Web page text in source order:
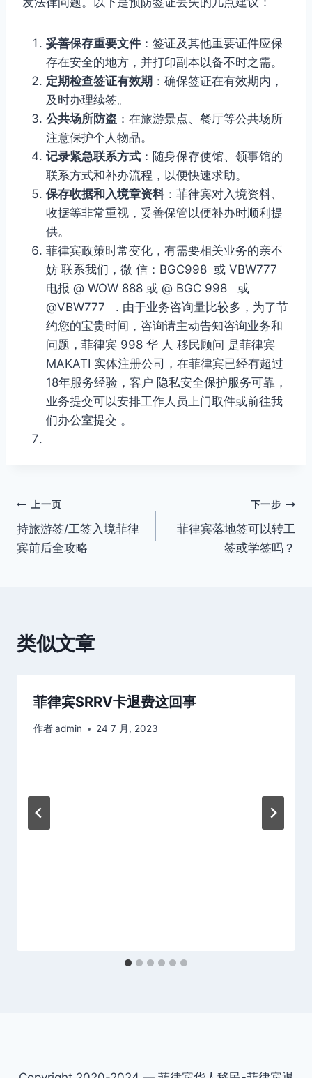
妥善保存重要文件 ：签证及其他重要证件应保
存在安全的地方，并打印副本以备不时之需。
定期检查签证有效期 ：确保签证在有效期内，
及时办理续签。
公共场所防盗 ：在旅游景点、餐厅等公共场所
注意保护个人物品。
记录紧急联系方式 ：随身保存使馆、领事馆的
联系方式和补办流程，以便快速求助。
保存收据和入境章资料：菲律宾对入境资料、
收据等非常重视，妥善保管以便补办时顺利提
供。
菲律宾政策时常变化，有需要相关业务的亲不
妨 联系我们，微 信：BGC998 或 VBW777
电报 @ WOW 888 或 @ BGC 998 或
@VBW777 . 由于业务咨询量比较多，为了节
约您的宝贵时间，咨询请主动告知咨询业务和
问题，菲律宾 998 华 人 移民顾问 是菲律宾
MAKATI 实体注册公司，在菲律宾已经有超过
18年服务经验，客户 隐私安全保护服务可靠，
业务提交可以安排工作人员上门取件或前往我
们办公室提交 。
文
章
上一页
持旅游签/工签入境菲律
宾前后全攻略
下一步
菲律宾落地签可以转工
签或学签吗？
类似文章
菲律宾SRRV卡退费这回事
作者admin 24 7 月, 2023